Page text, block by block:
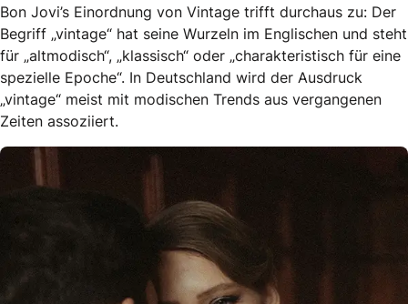
Bon Jovi’s Einordnung von Vintage trifft durchaus zu: Der
Begriff „vintage“ hat seine Wurzeln im Englischen und steht
für „altmodisch“, „klassisch“ oder „charakteristisch für eine
spezielle Epoche“. In Deutschland wird der Ausdruck
„vintage“ meist mit modischen Trends aus vergangenen
Zeiten assoziiert.